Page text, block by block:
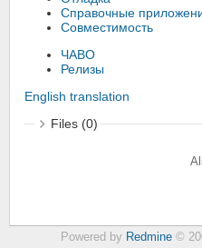
Справочные
Совместимость
ЧАВО
Релизы
English translation
Files (0)
Powered by Redmine©